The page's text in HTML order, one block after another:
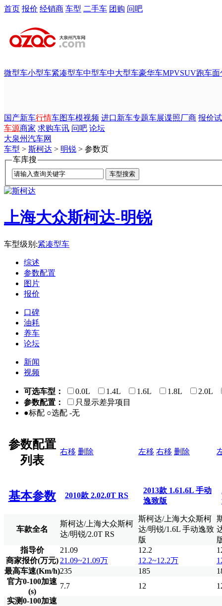
首页 报价 经销商 车型 二手车 团购 问吧
微型车小型车紧凑型车中型车中大型车豪华车MPVSUV跑车面
国产新车行情车图车模视频 进口新车专题车展谍照厂商 报价
车源商家 求购车讯 问吧 论坛
大泉州汽车网
车型 > 斯柯达 > 明锐 > 参数页
车库搜
上海大众斯柯达-明锐
车型级别:紧凑型车
综述
参数配置
图片
报价
口碑
油耗
养车
论坛
新闻
视频
可选车型： 0.0L 1.4L 1.6L 1.8L
2.0L
参数配置：
只显示差异项目
●标配 ○选配 -无
参数配置
列表
右移 删除 左移 右移 删除
基本参数 2010款 2.02.0T RS
2013款 1.61.6L 手动
逸致版
车款全名
斯柯达/上海大众斯柯
达/明锐/2.0T RS
斯柯达/上海大众斯柯
达/明锐/1.6L 手动逸致
版
指导价
21.09 12.2
商家报价(万元) 21.09~21.09万 12.2~12.2万
最高车速(Km/h)235 185
官方0-100加速
(s)
7.7 12
实测0-100加速